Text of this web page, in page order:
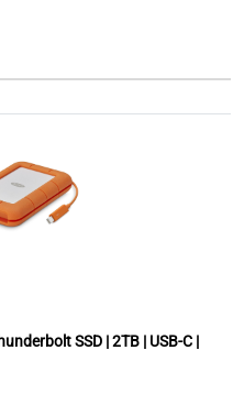
SSD | 2TB | USB-C |